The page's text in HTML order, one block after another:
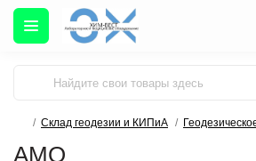
Склад геодезии и КИПиА
AMO